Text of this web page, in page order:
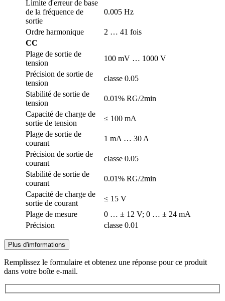
Limite d'erreur de base
de la fréquence de
sortie
0.005 Hz
Ordre harmonique
2 … 41 fois
CC
Plage de sortie de
tension
100 mV … 1000 V
Précision de sortie de
tension
classe 0.05
Stabilité de sortie de
tension
0.01% RG/2min
Capacité de charge de
sortie de tension
≤ 100 mA
Plage de sortie de
courant
1 mA … 30 A
Précision de sortie de
courant
classe 0.05
Stabilité de sortie de
courant
0.01% RG/2min
Capacité de charge de
sortie de courant
≤ 15 V
Plage de mesure
0 … ± 12 V; 0 … ± 24 mA
Précision
classe 0.01
Plus d'imformations
Remplissez le formulaire et obtenez une réponse pour ce produit
dans votre boîte e-mail.